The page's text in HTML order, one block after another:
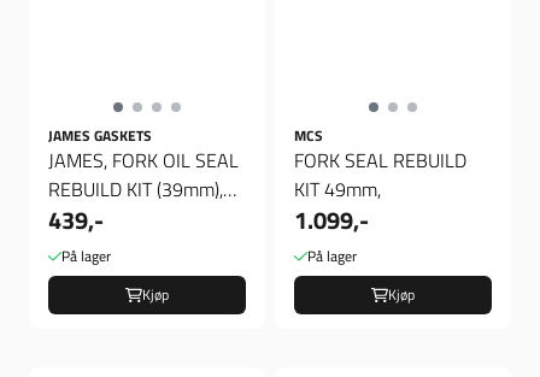
JAMES GASKETS
JAMES, FORK OIL SEAL
REBUILD KIT (39mm),
Rep Sett gaffel
439,-
På lager
Kjøp
MCS
FORK SEAL REBUILD
KIT 49mm,
1.099,-
På lager
Kjøp